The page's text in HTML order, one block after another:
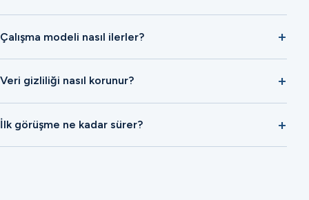
Çalışma modeli nasıl ilerler?
Veri gizliliği nasıl korunur?
İlk görüşme ne kadar sürer?